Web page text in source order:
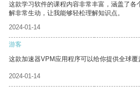
这款学习软件的课程内容非常丰富，涵盖了各
解非常生动，让我能够轻松理解知识点。
2024-01-14
游客
这款加速器VPM应用程序可以给你提供全球覆
2024-01-14